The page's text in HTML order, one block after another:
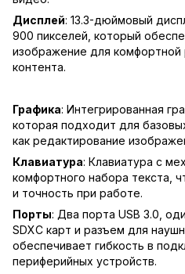
Дисплей: 13.3-дюймовый
900 пикселей, который
изображение для
контента.
Графика: Интегрированная
которая подходит для
как редактирование
Клавиатура: Клавиатура с
комфортного набора текста,
и точность при работе.
Порты: Два порта USB 3.0,
SDXC карт и разъем для
обеспечивает гибкость в
периферийных устройств.